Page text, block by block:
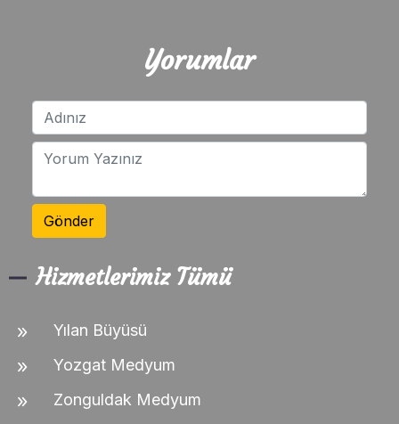
Yorumlar
Gönder
Hizmetlerimiz Tümü
Yılan Büyüsü
Yozgat Medyum
Zonguldak Medyum